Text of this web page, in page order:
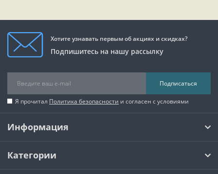
Хотите узнавать первым об акциях и скидках?
Подпишитесь на нашу рассылку
Подписаться
Я прочитал Политика безопасности и согласен с условиями
Информация
Категории